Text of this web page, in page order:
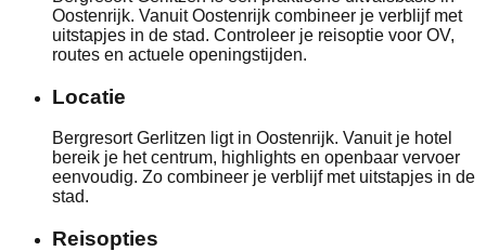
Oostenrijk. Vanuit Oostenrijk combineer je verblijf met
uitstapjes in de stad. Controleer je reisoptie voor OV,
routes en actuele openingstijden.
Locatie
Bergresort Gerlitzen ligt in Oostenrijk. Vanuit je hotel
bereik je het centrum, highlights en openbaar vervoer
eenvoudig. Zo combineer je verblijf met uitstapjes in de
stad.
Reisopties